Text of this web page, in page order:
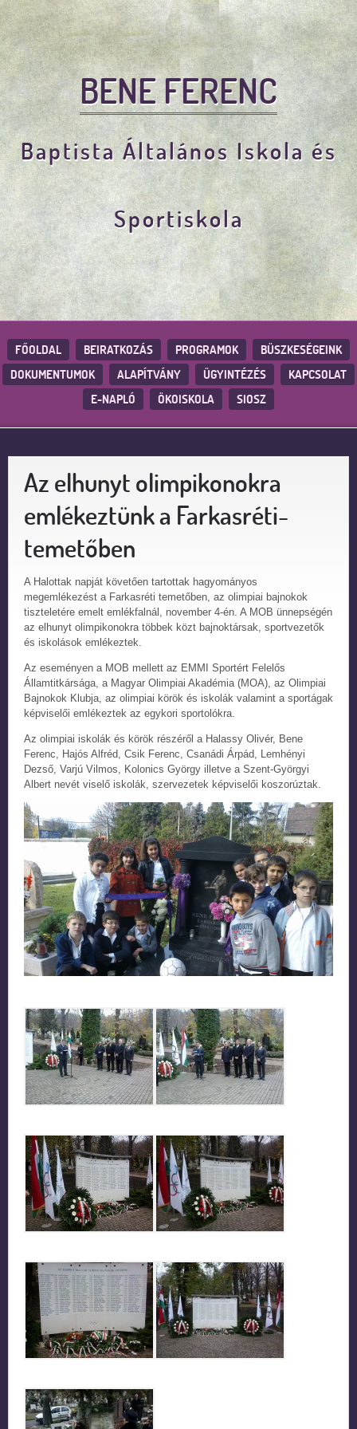
BENE FERENC
Baptista Általános Iskola és
Sportiskola
FŐOLDAL BEIRATKOZÁS PROGRAMOK
BÜSZKESÉGEINK
DOKUMENTUMOK
ALAPÍTVÁNY ÜGYINTÉZÉS
KAPCSOLAT
E-NAPLÓ
ÖKOISKOLA SIOSZ
Az elhunyt olimpikonokra
emlékeztünk a Farkasréti-
temetőben
A Halottak napját követően tartottak hagyományos
megemlékezést a Farkasréti temetőben, az olimpiai bajnokok
tiszteletére emelt emlékfalnál, november 4-én. A MOB ünnepségén
az elhunyt olimpikonokra többek közt bajnoktársak, sportvezetők
és iskolások emlékeztek.
Az eseményen a MOB mellett az EMMI Sportért Felelős
Államtitkársága, a Magyar Olimpiai Akadémia (MOA), az Olimpiai
Bajnokok Klubja, az olimpiai körök és iskolák valamint a sportágak
képviselői emlékeztek az egykori sportolókra.
Az olimpiai iskolák és körök részéről a Halassy Olivér, Bene
Ferenc, Hajós Alfréd, Csik Ferenc, Csanádi Árpád, Lemhényi
Dezső, Varjú Vilmos, Kolonics György illetve a Szent-Györgyi
Albert nevét viselő iskolák, szervezetek képviselői koszorúztak.